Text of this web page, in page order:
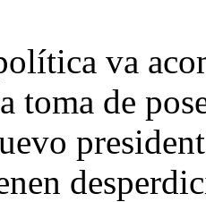
va
toma de